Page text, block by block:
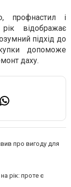
профнастил і
відображає
підхід до
допоможе
даху.
про вигоду для
рік: проте є